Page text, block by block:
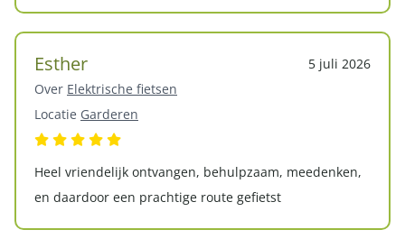
Esther
5 juli 2026
Over Elektrische fietsen
Locatie Garderen
Heel vriendelijk ontvangen, behulpzaam, meedenken,
en daardoor een prachtige route gefietst